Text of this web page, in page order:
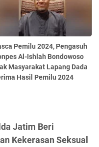
Pemilu 2024, Pengasuh
Al-Ishlah Bondowoso
Masyarakat Lapang Dada
Hasil Pemilu 2024
Jatim Beri
Kekerasan Seksual